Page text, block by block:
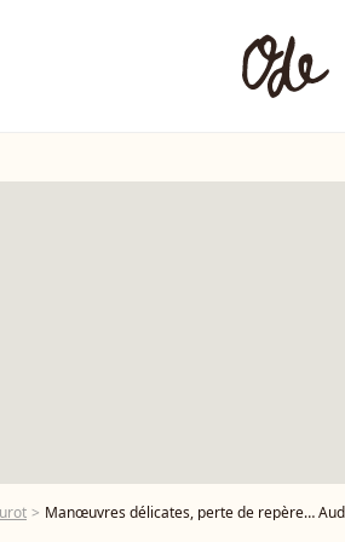
Manœuvres délicates, perte de repère…